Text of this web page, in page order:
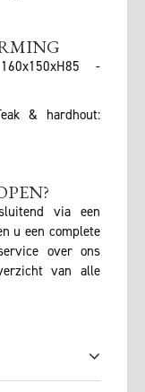
-
& hardhout:
via een
u een complete
over ons
van alle